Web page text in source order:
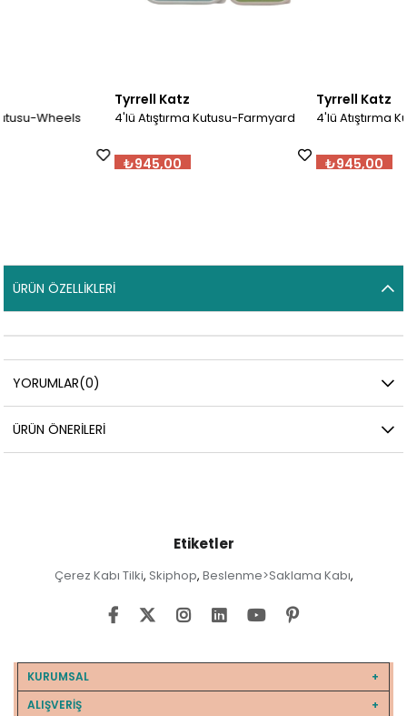
4'lü Atıştırma Kutusu-Farmyard 4'lü Atıştırma Kutusu- Unicorn
ÜRÜN ÖZELLIKLERI
YORUMLAR(0)
ÜRÜN ÖNERILERI
Etiketler
Çerez Kabı Tilki, Skiphop, Beslenme>Saklama Kabı,
KURUMSAL
ALIŞVERİŞ